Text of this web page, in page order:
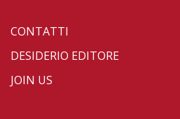
CONTATTI
DESIDERIO EDITORE
JOIN US